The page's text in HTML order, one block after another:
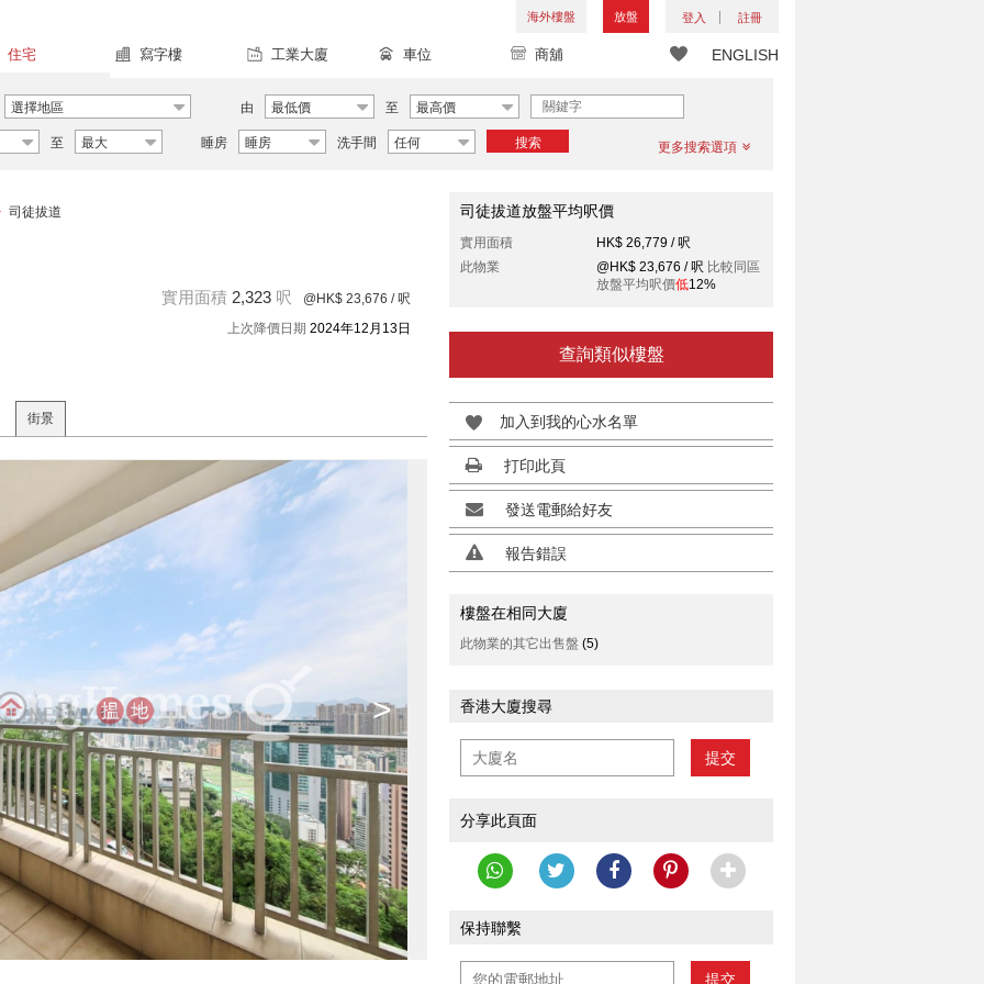
海外樓盤 放盤 登入 註冊
ENGLISH
住宅 寫字樓 工業大廈 車位 商舖
選擇地區 由 最低價 至 最高價
至 最大 睡房 睡房 洗手間 任何 搜索 更多搜索選項
司徒拔道
實用面積 2,323 呎 @HK$ 23,676 / 呎
上次降價日期 2024年12月13日
街景
>
司徒拔道放盤平均呎價
實用面積
HK$ 26,779 / 呎
此物業
@HK$ 23,676 / 呎 比較同區
放盤平均呎價低12%
查詢類似樓盤
加入到我的心水名單
打印此頁
發送電郵給好友
報告錯誤
樓盤在相同大廈
此物業的其它出售盤 (5)
香港大廈搜尋
提交
分享此頁面
保持聯繫
提交